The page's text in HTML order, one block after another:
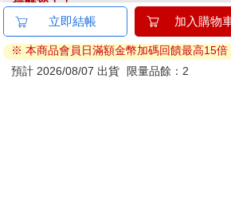
金石堂及銀行均不會請您操作ATM! 如接
ATM提款機，請不要聽從指示，以免受騙
退換貨須知：